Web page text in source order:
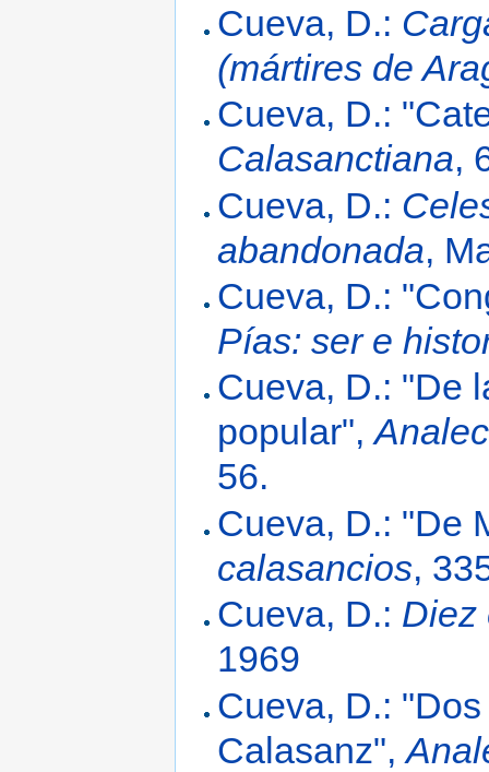
Cueva, D.:
(mártires de
Cueva, D.:
Calasanctiana,
Cueva, D.:
abandonada,
Cueva, D.:
Pías: ser e
Cueva, D.: "De
popular",
56.
Cueva, D.: "De
calasancios,
Cueva, D.: Diez
1969
Cueva, D.:
Calasanz",